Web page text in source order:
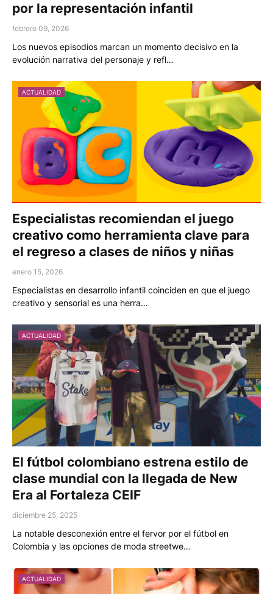
por la representación infantil
febrero 09, 2026
Los nuevos episodios marcan un momento decisivo en la
evolución narrativa del personaje y refl…
ACTUALIDAD
Especialistas recomiendan el juego
creativo como herramienta clave para
el regreso a clases de niños y niñas
enero 15, 2026
Especialistas en desarrollo infantil coinciden en que el juego
creativo y sensorial es una herra…
ACTUALIDAD
El fútbol colombiano estrena estilo de
clase mundial con la llegada de New
Era al Fortaleza CEIF
diciembre 25, 2025
La notable desconexión entre el fervor por el fútbol en
Colombia y las opciones de moda streetwe…
ACTUALIDAD